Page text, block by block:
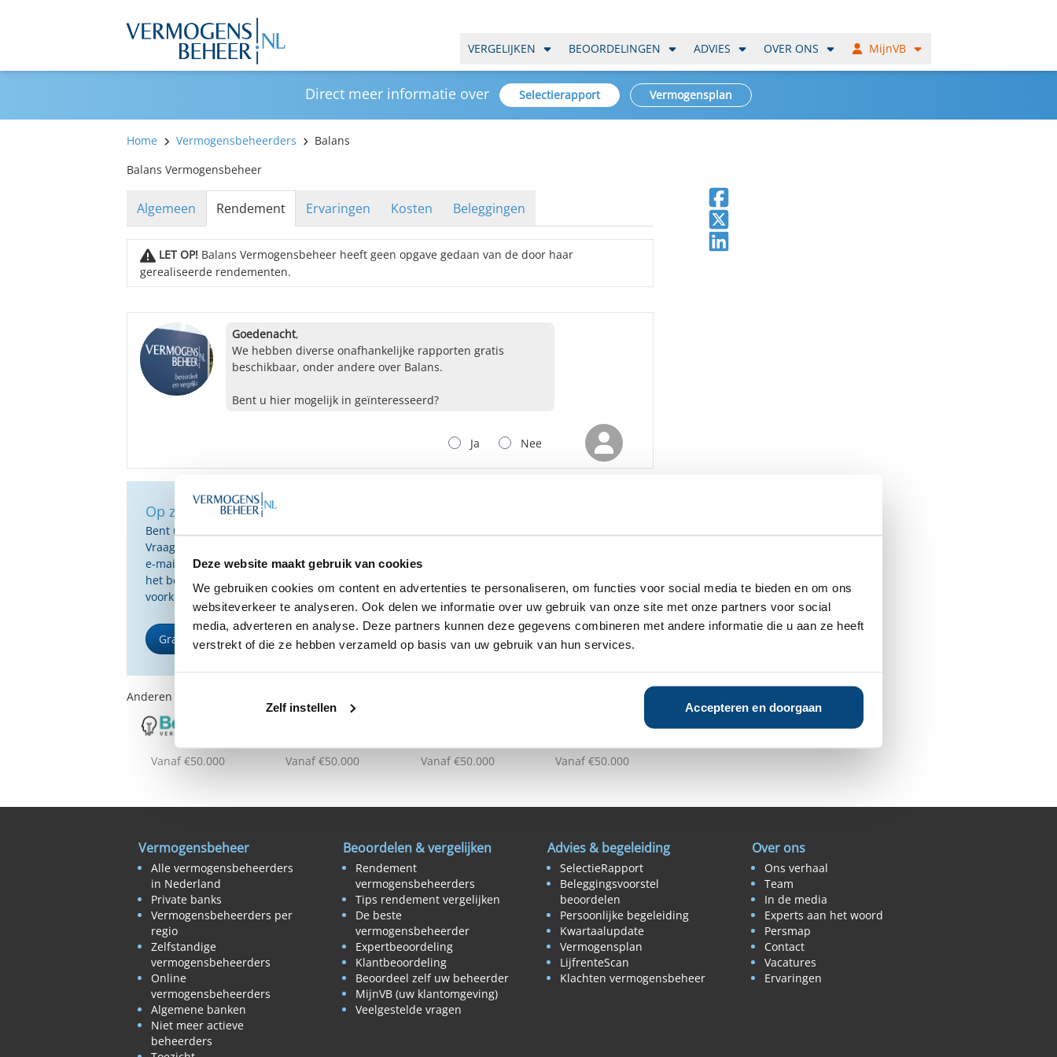
Deze website maakt gebruik van cookies
We gebruiken cookies om content en advertenties te personaliseren, om functies voor social media te bieden en om ons
websiteverkeer te analyseren. Ook delen we informatie over uw gebruik van onze site met onze partners voor social
media, adverteren en analyse. Deze partners kunnen deze gegevens combineren met andere informatie die u aan ze heeft
verstrekt of die ze hebben verzameld op basis van uw gebruik van hun services.
Zelf instellen Accepteren en doorgaan
VERGELIJKEN BEOORDELINGEN ADVIES OVER ONS MijnVB
Direct meer informatie over Selectierapport Vermogensplan
Home Vermogensbeheerders
Balans
Balans Vermogensbeheer
Algemeen Rendement Ervaringen Kosten Beleggingen
LET OP! Balans Vermogensbeheer heeft geen opgave gedaan van de door haar
gerealiseerde rendementen.
Goedenacht,
We hebben diverse onafhankelijke rapporten gratis
beschikbaar, onder andere over Balans.
Bent u hier mogelijk in geïnteresseerd?
Nee
Ja
Op zoek naar de beste vermogensbeheerder?
Bent u op zoek naar de voor u beste vermogensbeheerder?
Vraag dan gratis en geheel vrijblijvend een SelectieRapport aan. Per
e-mail ontvangt u een selectie van goede vermogensbeheerders die
het beste passen bij uw persoonlijke situatie, wensen en
voorkeuren.
Gratis Selectierapport
Anderen bekeken ook:
Vanaf €50.000 Vanaf €50.000 Vanaf €50.000 Vanaf €50.000
Deel op Facebook
Deel op X
Deel op LinkedIn
Vermogensbeheer
Alle vermogensbeheerders
in Nederland
Private banks
Vermogensbeheerders per
regio
Zelfstandige
vermogensbeheerders
Online
vermogensbeheerders
Algemene banken
Niet meer actieve
beheerders
Beoordelen & vergelijken
Rendement
vermogensbeheerders
Tips rendement vergelijken
De beste
vermogensbeheerder
Expertbeoordeling
Klantbeoordeling
Beoordeel zelf uw beheerder
MijnVB (uw klantomgeving)
Veelgestelde vragen
Advies & begeleiding
SelectieRapport
Beleggingsvoorstel
beoordelen
Persoonlijke begeleiding
Kwartaalupdate
Vermogensplan
LijfrenteScan
Klachten vermogensbeheer
Over ons
Ons verhaal
Team
In de media
Experts aan het woord
Persmap
Contact
Vacatures
Ervaringen